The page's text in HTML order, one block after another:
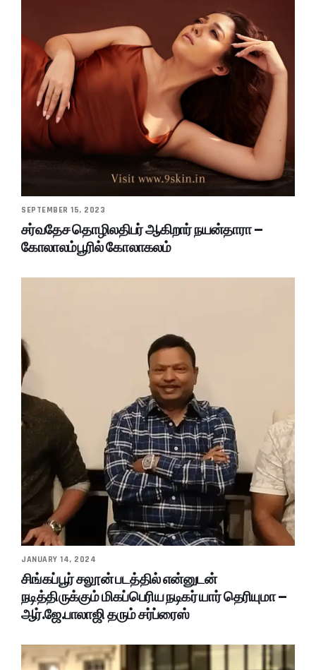
SEPTEMBER 15, 2023
சர்வதேச தொழிலதிபர் ஆகிறார் நயன்தாரா –
கோலாலம்பூரில் கோலாகலம்
JANUARY 14, 2024
சிங்கப்பூர் சலூன் படத்தில் என்னுடன்
நடித்திருக்கும் மிகப்பெரிய நடிகர் யார் தெரியுமா –
ஆர்.ஜே.பாலாஜி தரும் சர்ப்ரைஸ்